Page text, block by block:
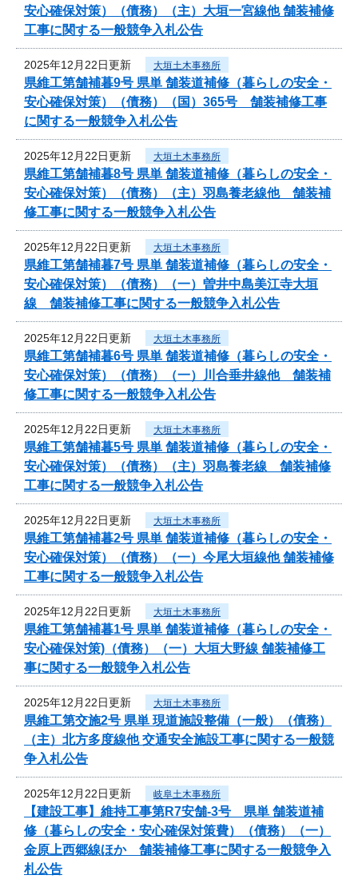
安心確保対策）（債務）（主）大垣一宮線他 舗装補修
工事に関する一般競争入札公告
2025年12月22日更新 大垣土木事務所
県維工第舗補暮9号 県単 舗装道補修（暮らしの安全・
安心確保対策）（債務）（国）365号 舗装補修工事
に関する一般競争入札公告
2025年12月22日更新 大垣土木事務所
県維工第舗補暮8号 県単 舗装道補修（暮らしの安全・
安心確保対策）（債務）（主）羽島養老線他 舗装補
修工事に関する一般競争入札公告
2025年12月22日更新 大垣土木事務所
県維工第舗補暮7号 県単 舗装道補修（暮らしの安全・
安心確保対策）（債務）（一）曽井中島美江寺大垣
線 舗装補修工事に関する一般競争入札公告
2025年12月22日更新 大垣土木事務所
県維工第舗補暮6号 県単 舗装道補修（暮らしの安全・
安心確保対策）（債務）（一）川合垂井線他 舗装補
修工事に関する一般競争入札公告
2025年12月22日更新 大垣土木事務所
県維工第舗補暮5号 県単 舗装道補修（暮らしの安全・
安心確保対策）（債務）（主）羽島養老線 舗装補修
工事に関する一般競争入札公告
2025年12月22日更新 大垣土木事務所
県維工第舗補暮2号 県単 舗装道補修（暮らしの安全・
安心確保対策）（債務）（一）今尾大垣線他 舗装補修
工事に関する一般競争入札公告
2025年12月22日更新 大垣土木事務所
県維工第舗補暮1号 県単 舗装道補修（暮らしの安全・
安心確保対策)（債務）（一）大垣大野線 舗装補修工
事に関する一般競争入札公告
2025年12月22日更新 大垣土木事務所
県維工第交施2号 県単 現道施設整備（一般）（債務）
（主）北方多度線他 交通安全施設工事に関する一般競
争入札公告
2025年12月22日更新 岐阜土木事務所
【建設工事】維持工事第R7安舗-3号 県単 舗装道補
修（暮らしの安全・安心確保対策費）（債務）（一）
金原上西郷線ほか 舗装補修工事に関する一般競争入
札公告